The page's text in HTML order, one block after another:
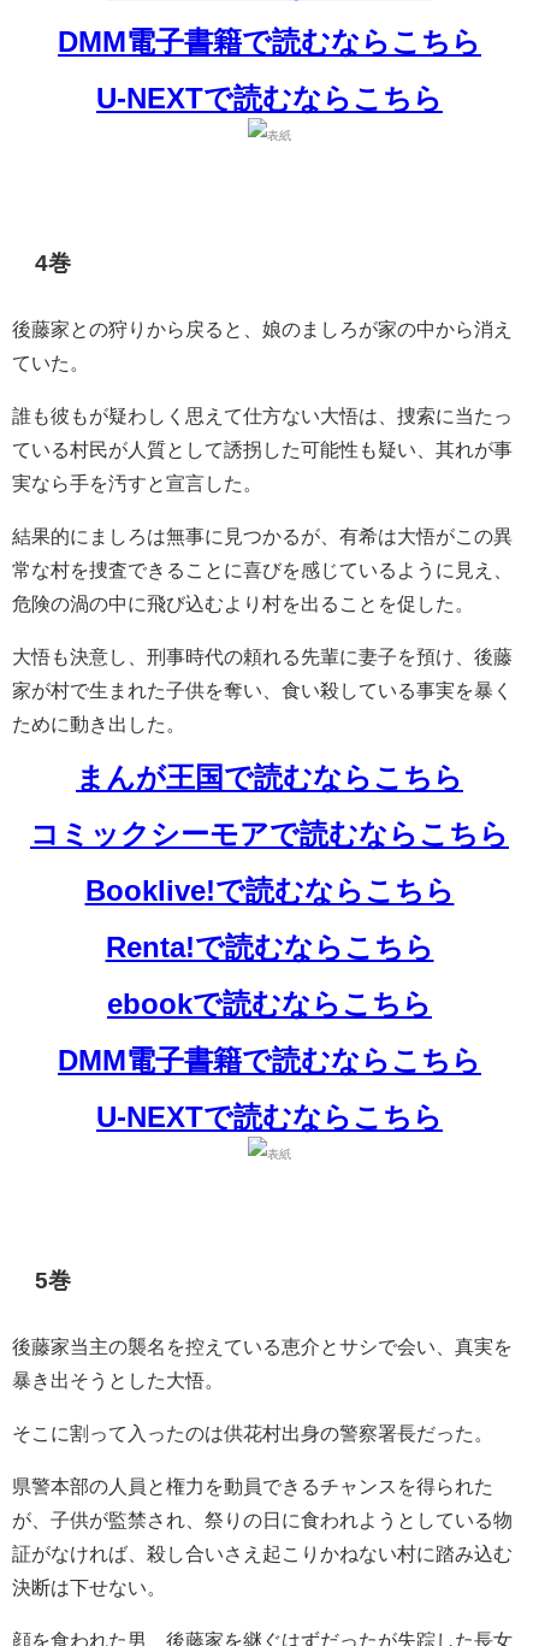
DMM電子書籍で読むならこちら
U-NEXTで読むならこちら
4巻
後藤家との狩りから戻ると、娘のましろが家の中から消え
ていた。
誰も彼もが疑わしく思えて仕方ない大悟は、捜索に当たっ
ている村民が人質として誘拐した可能性も疑い、其れが事
実なら手を汚すと宣言した。
結果的にましろは無事に見つかるが、有希は大悟がこの異
常な村を捜査できることに喜びを感じているように見え、
危険の渦の中に飛び込むより村を出ることを促した。
大悟も決意し、刑事時代の頼れる先輩に妻子を預け、後藤
家が村で生まれた子供を奪い、食い殺している事実を暴く
ために動き出した。
まんが王国で読むならこちら
コミックシーモアで読むならこちら
Booklive!で読むならこちら
Renta!で読むならこちら
ebookで読むならこちら
DMM電子書籍で読むならこちら
U-NEXTで読むならこちら
5巻
後藤家当主の襲名を控えている恵介とサシで会い、真実を
暴き出そうとした大悟。
そこに割って入ったのは供花村出身の警察署長だった。
県警本部の人員と権力を動員できるチャンスを得られた
が、子供が監禁され、祭りの日に食われようとしている物
証がなければ、殺し合いさえ起こりかねない村に踏み込む
決断は下せない。
顔を食われた男、後藤家を継ぐはずだったが失踪した長女